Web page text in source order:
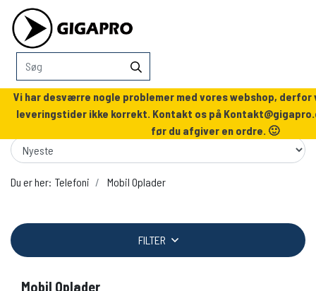
Vi har desværre nogle problemer med vores webshop, derfor
leveringstider ikke korrekt. Kontakt os på
før du afgiver en ordre. 🙂
Du er her: Telefoni Mobil Oplader
FILTER
Mobil Oplader